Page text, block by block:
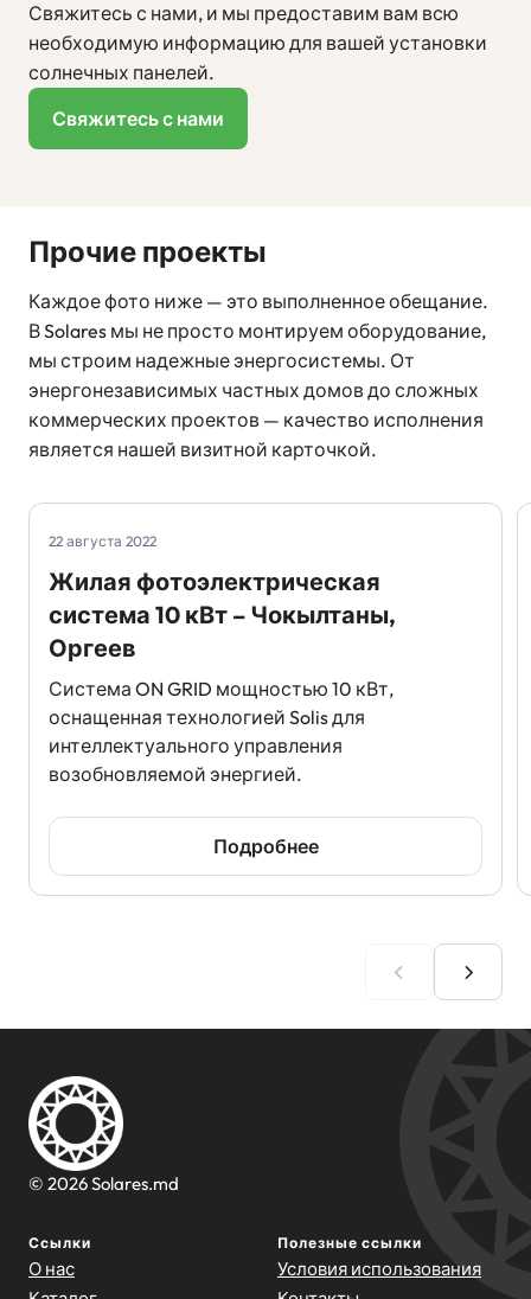
Свяжитесь с нами, и мы предоставим вам всю
необходимую информацию для вашей установки
солнечных панелей.
Свяжитесь с нами
Прочие проекты
Каждое фото ниже — это выполненное обещание.
В Solares мы не просто монтируем оборудование,
мы строим надежные энергосистемы. От
энергонезависимых частных домов до сложных
коммерческих проектов — качество исполнения
является нашей визитной карточкой.
22 августа 2022
Жилая фотоэлектрическая
система 10 кВт – Чокылтаны,
Оргеев
Система ON GRID мощностью 10 кВт,
оснащенная технологией Solis для
интеллектуального управления
возобновляемой энергией.
Подробнее
© 2026 Solares.md
Ссылки
О нас
Полезные ссылки
Условия использования